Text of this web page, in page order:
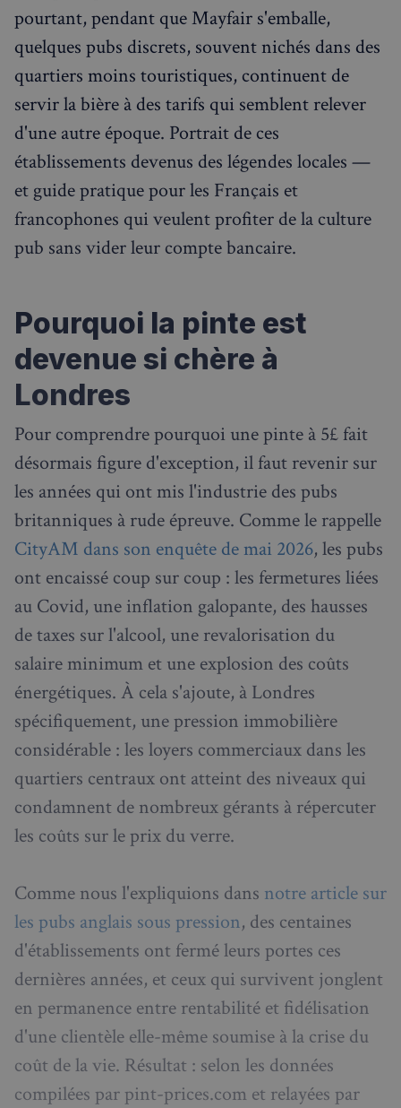
pourtant, pendant que Mayfair s'emballe,
quelques pubs discrets, souvent nichés dans des
quartiers moins touristiques, continuent de
servir la bière à des tarifs qui semblent relever
d'une autre époque. Portrait de ces
établissements devenus des légendes locales —
et guide pratique pour les Français et
francophones qui veulent profiter de la culture
pub sans vider leur compte bancaire.
Pourquoi la pinte est
devenue si chère à
Londres
Pour comprendre pourquoi une pinte à 5£ fait
désormais figure d'exception, il faut revenir sur
les années qui ont mis l'industrie des pubs
britanniques à rude épreuve. Comme le rappelle
CityAM dans son enquête de mai 2026, les pubs
ont encaissé coup sur coup : les fermetures liées
au Covid, une inflation galopante, des hausses
de taxes sur l'alcool, une revalorisation du
salaire minimum et une explosion des coûts
énergétiques. À cela s'ajoute, à Londres
spécifiquement, une pression immobilière
considérable : les loyers commerciaux dans les
quartiers centraux ont atteint des niveaux qui
condamnent de nombreux gérants à répercuter
les coûts sur le prix du verre.
Comme nous l'expliquions dans notre article sur
les pubs anglais sous pression, des centaines
d'établissements ont fermé leurs portes ces
dernières années, et ceux qui survivent jonglent
en permanence entre rentabilité et fidélisation
d'une clientèle elle-même soumise à la crise du
coût de la vie. Résultat : selon les données
compilées par pint-prices.com et relayées par